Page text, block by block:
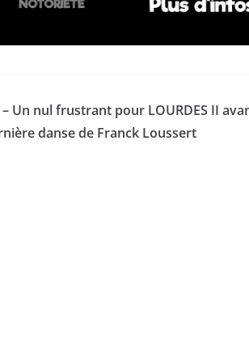
– Un nul frustrant pour LOURDES II
danse de Franck Loussert